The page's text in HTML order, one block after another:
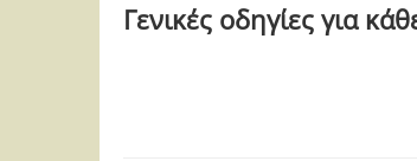
Γενικές οδηγίες για